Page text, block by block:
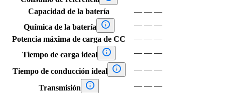
Capacidad de la batería
— — —
Química de la batería
 — — —
Potencia máxima de carga de CC
— — —
Tiempo de carga ideal  — — —
Tiempo de conducción ideal  — — —
Transmisión  — — —